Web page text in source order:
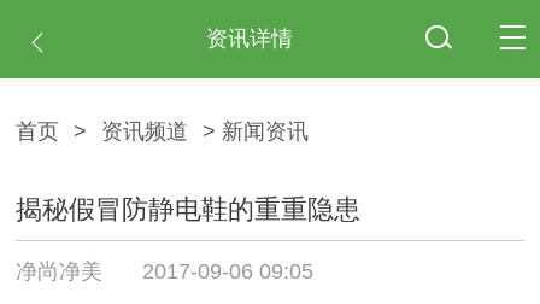
资讯详情
首页 > 资讯频道 > 新闻资讯
揭秘假冒防静电鞋的重重隐患
净尚净美 2017-09-06 09:05